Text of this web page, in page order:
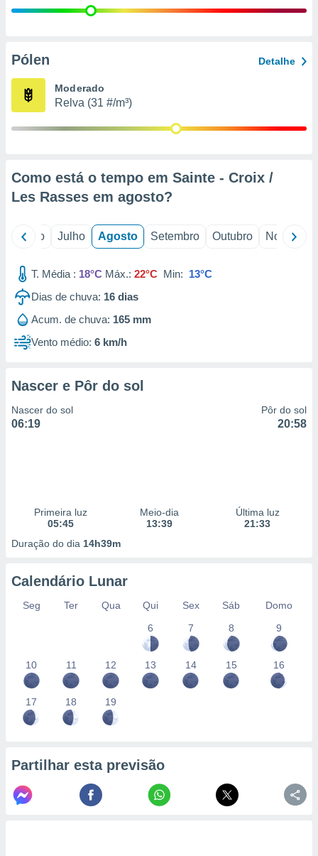
através
de
Pólen Detalhe
Moderado
Relva (31 #/m³)
Como está o tempo em Sainte - Croix /
Les Rasses em agosto?
Junho Julho Agosto Setembro Outubro Novembro
T. Média : 18°C Máx.: 22°C Min: 13°C
Dias de chuva: 16 dias
Acum. de chuva: 165 mm
Vento médio: 6 km/h
Nascer e Pôr do sol
Nascer do sol
06:19
Pôr do sol
20:58
Primeira luz
05:45
Meio-dia
13:39
Última luz
21:33
Duração do dia 14h39m
Calendário Lunar
Seg Ter Qua Qui Sex Sáb
Domo
6
7 8 9
10 11 12 13 14 15 16
17 18 19
Partilhar esta previsão